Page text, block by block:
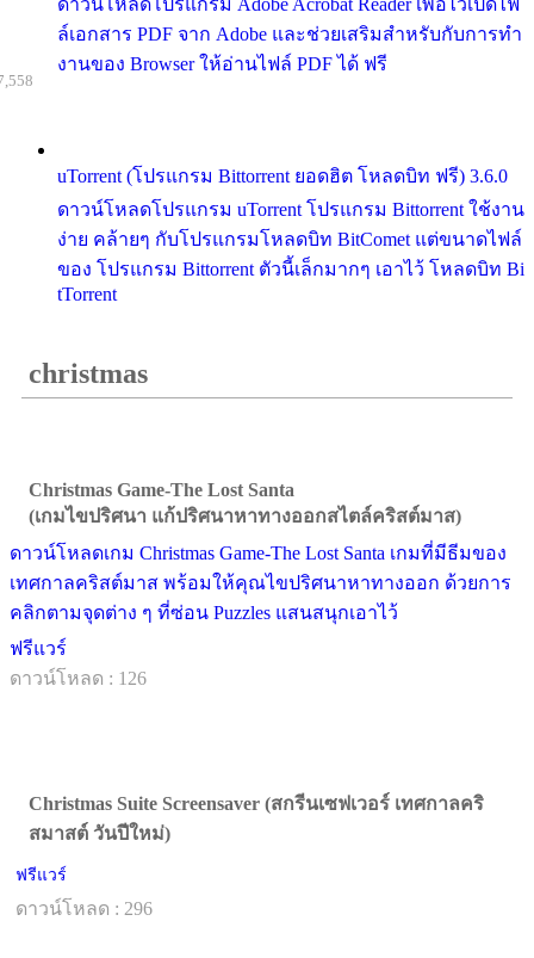
ดาวน์โหลดโปรแกรม Adobe Acrobat Reader เพื่อไว้เปิดไฟ
ล์เอกสาร PDF จาก Adobe และช่วยเสริมสำหรับกับการทำ
งานของ Browser ให้อ่านไฟล์ PDF ได้ ฟรี
uTorrent (โปรแกรม Bittorrent ยอดฮิต โหลดบิท ฟรี) 3.6.0
ดาวน์โหลดโปรแกรม uTorrent โปรแกรม Bittorrent ใช้งาน
ง่าย คล้ายๆ กับโปรแกรมโหลดบิท BitComet แต่ขนาดไฟล์
ของ โปรแกรม Bittorrent ตัวนี้เล็กมากๆ เอาไว้ โหลดบิท Bi
tTorrent
christmas
Christmas Game-The Lost Santa
(เกมไขปริศนา แก้ปริศนาหาทางออกสไตล์คริสต์มาส)
ดาวน์โหลดเกม Christmas Game-The Lost Santa เกมที่มีธีมของ
เทศกาลคริสต์มาส พร้อมให้คุณไขปริศนาหาทางออก ด้วยการ
คลิกตามจุดต่าง ๆ ที่ซ่อน Puzzles แสนสนุกเอาไว้
ฟรีแวร์
ดาวน์โหลด : 126
Christmas Suite Screensaver (สกรีนเซฟเวอร์ เทศกาลคริ
สมาสต์ วันปีใหม่)
ฟรีแวร์
ดาวน์โหลด : 296